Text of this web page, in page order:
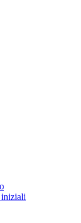
iniziali